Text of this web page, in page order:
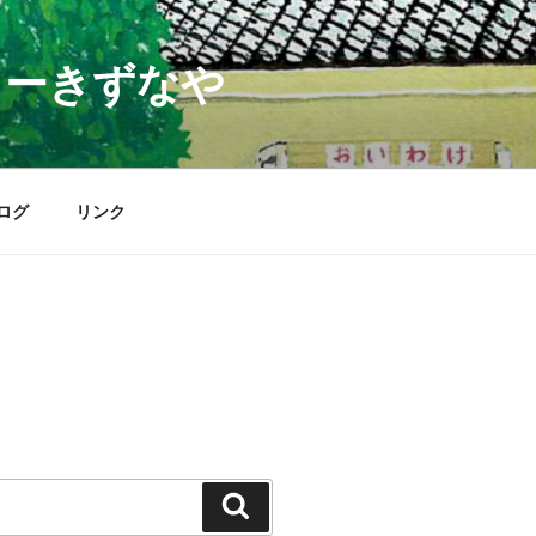
きずなや
グ リンク